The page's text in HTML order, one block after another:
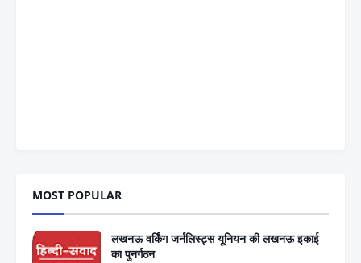
MOST POPULAR
लखनऊ वर्किंग जर्नलिस्ट्स यूनियन की लखनऊ इकाई
का पुनर्गठन